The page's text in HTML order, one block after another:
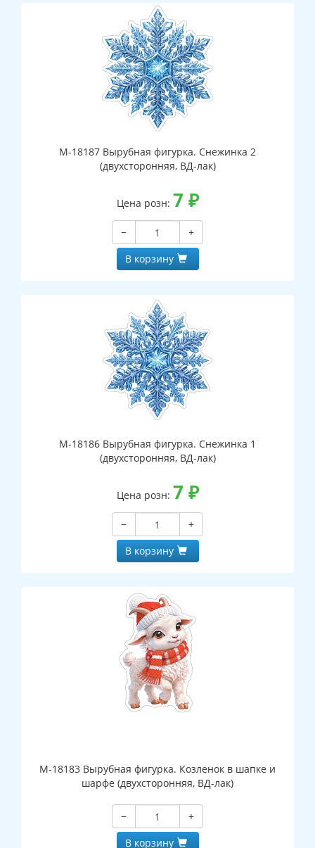
М-18187 Вырубная фигурка. Снежинка 2
(двухсторонняя, ВД-лак)
Цена розн: 7 ₽
−
+
В корзину
М-18186 Вырубная фигурка. Снежинка 1
(двухсторонняя, ВД-лак)
Цена розн: 7 ₽
−
+
В корзину
М-18183 Вырубная фигурка. Козленок в шапке и
шарфе (двухсторонняя, ВД-лак)
−
+
В корзину